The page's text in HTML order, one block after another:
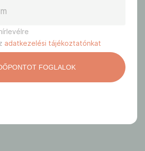
adatkezelési tájékoztatónkat